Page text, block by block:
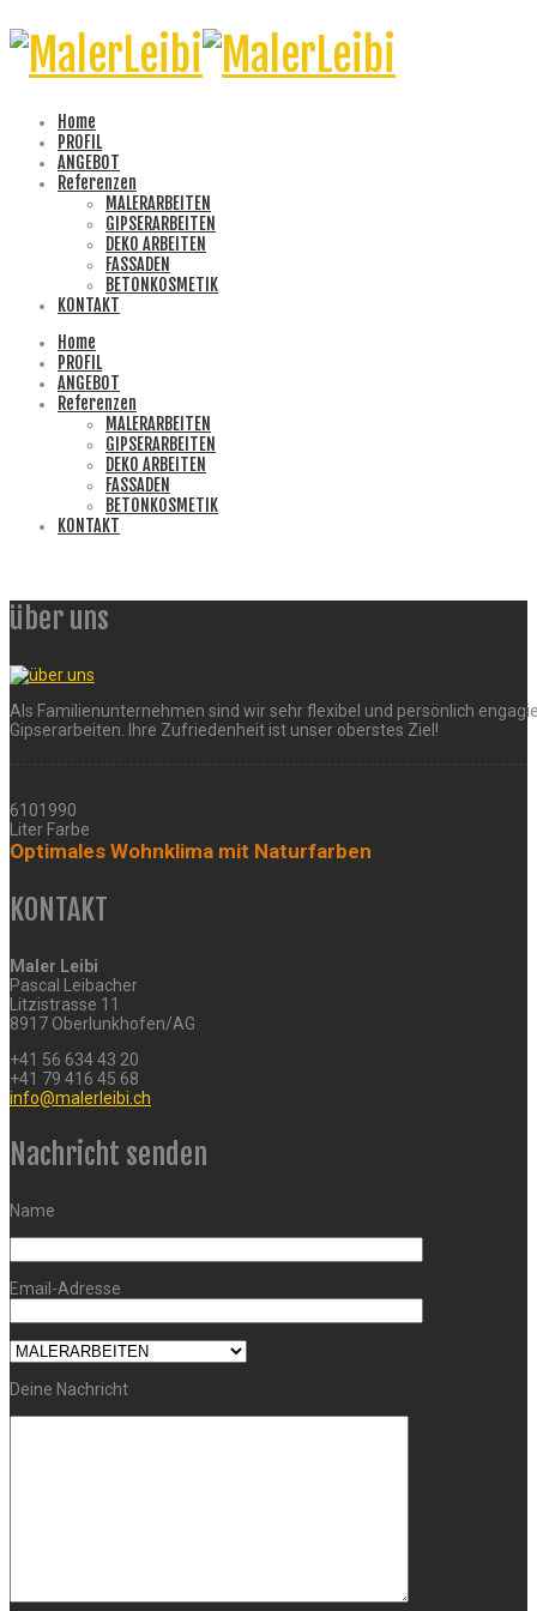
Home
PROFIL
ANGEBOT
Referenzen
MALERARBEITEN
GIPSERARBEITEN
DEKO ARBEITEN
FASSADEN
BETONKOSMETIK
KONTAKT
Home
PROFIL
ANGEBOT
Referenzen
MALERARBEITEN
GIPSERARBEITEN
DEKO ARBEITEN
FASSADEN
BETONKOSMETIK
KONTAKT
über uns
Als Familienunternehmen sind wir sehr flexibel und persönlich
Gipserarbeiten. Ihre Zufriedenheit ist unser oberstes Ziel!
6101990
Liter Farbe
Optimales Wohnklima mit Naturfarben
KONTAKT
Maler Leibi
Pascal Leibacher
Litzistrasse 11
8917 Oberlunkhofen/AG
+41 56 634 43 20
+41 79 416 45 68
info@malerleibi.ch
Nachricht senden
Name
Email-Adresse
Deine Nachricht